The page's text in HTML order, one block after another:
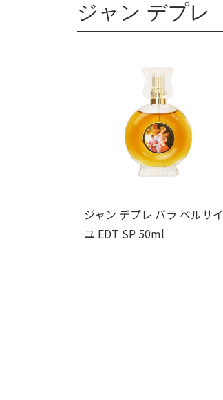
ジャン デプレ
ジャン デプレ バラ ベルサイ
ユ EDT SP 50ml